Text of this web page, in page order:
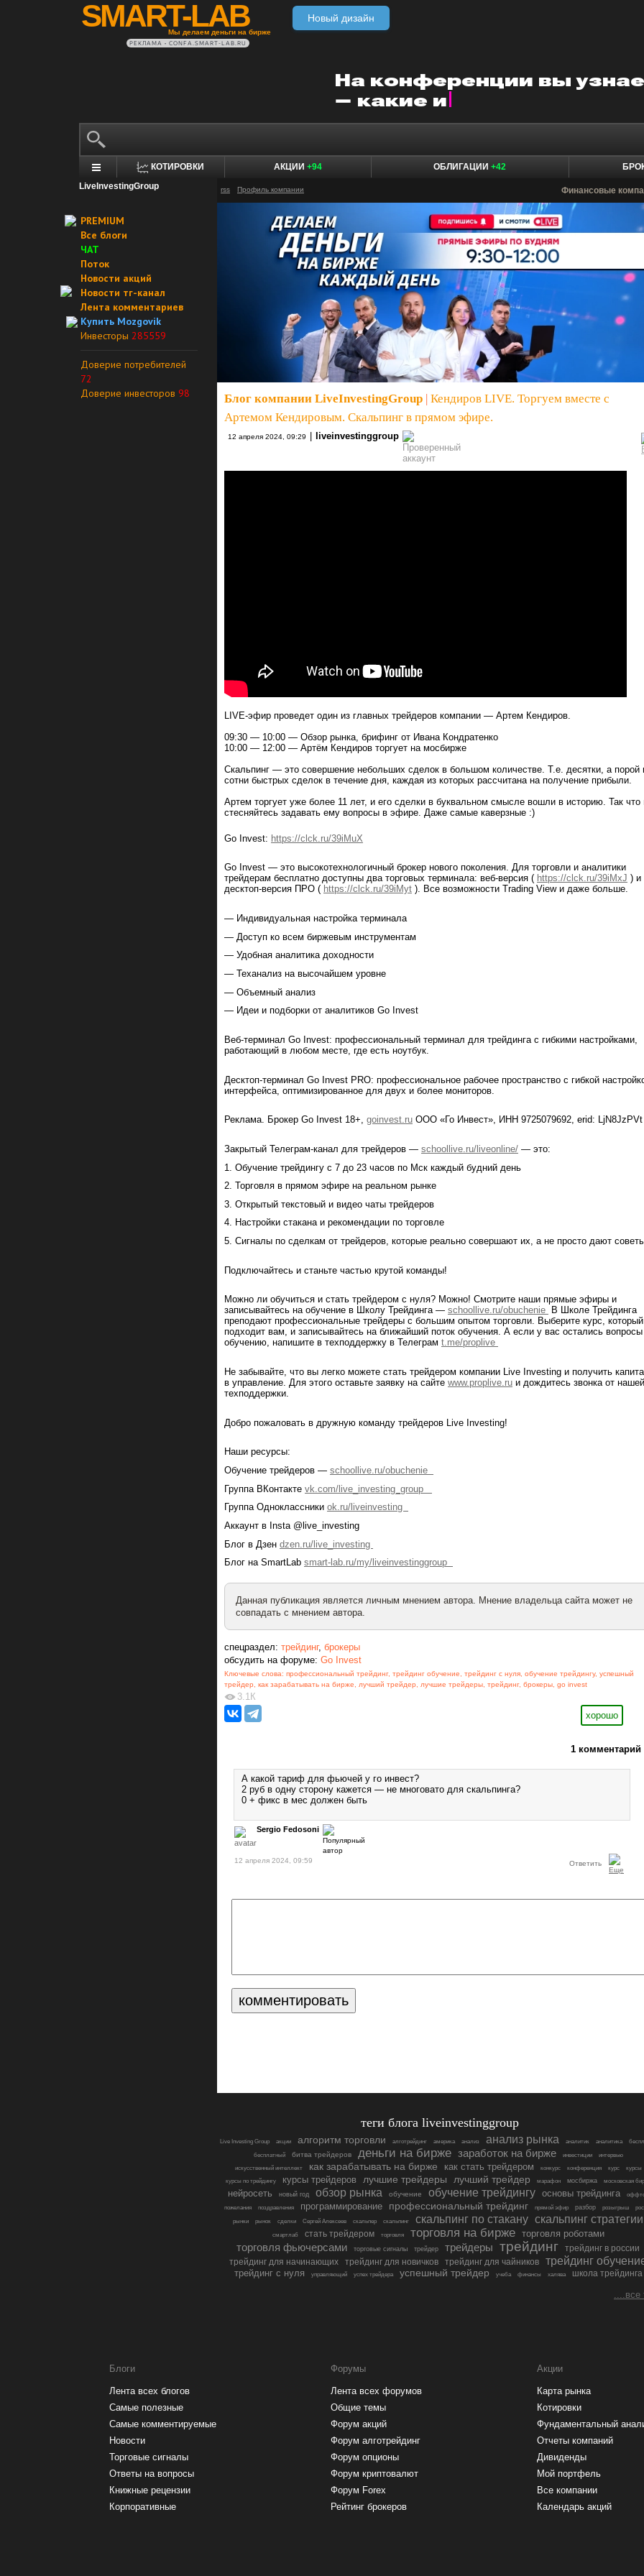
SMART-LAB
Мы делаем деньги на бирже
Новый дизайн
РЕКЛАМА • CONFA.SMART-LAB.RU
КОТИРОВКИ АКЦИИ +94 ОБЛИГАЦИИ +42
LiveInvestingGroup
PREMIUM
Все блоги
ЧАТ
Поток
Новости акций
Новости тг-канал
Лента комментариев
Купить Mozgovik
Инвесторы 285559
Доверие потребителей
72
Доверие инвесторов 98
rss Профиль компании Финансовые
Блог компании LiveInvestingGroup Кендиров LIVE. Торгуем вместе с
Артемом Кендировым. Скальпинг в прямом эфире.
12 апреля 2024, 09:29 liveinvestinggroup
LIVE-эфир проведет один из главных трейдеров компании — Артем Кендиров.
09:30 — 10:00 — Обзор рынка, брифинг от Ивана Кондратенко
10:00 — 12:00 — Артём Кендиров торгует на мосбирже
Скальпинг — это совершение небольших сделок в большом количестве. Т.е. десятки, а порой
сотни быстрых сделок в течение дня, каждая из которых рассчитана на получение прибыли.
Артем торгует уже более 11 лет, и его сделки в буквальном смысле вошли в историю. Так что
стесняйтесь задавать ему вопросы в эфире. Даже самые каверзные :)
Go Invest: https://clck.ru/39iMuX
Go Invest — это высокотехнологичный брокер нового поколения. Для торговли и аналитики
трейдерам бесплатно доступны два торговых терминала: веб-версия ( https://clck.ru/39iMxJ ) и
десктоп-версия ПРО ( https://clck.ru/39iMyt ). Все возможности Trading View и даже больше.
— Индивидуальная настройка терминала
— Доступ ко всем биржевым инструментам
— Удобная аналитика доходности
— Теханализ на высочайшем уровне
— Объемный анализ
— Идеи и подборки от аналитиков Go Invest
Веб-терминал Go Invest: профессиональный терминал для трейдинга с гибкими настройками,
работающий в любом месте, где есть ноутбук.
Десктоп-терминал Go Invest PRO: профессиональное рабочее пространство с гибкой
интерфейса, оптимизированное для двух и более мониторов.
Реклама. Брокер Go Invest 18+, goinvest.ru ООО «Го Инвест», ИНН 9725079692, erid: LjN8JzPVt
Закрытый Телеграм-канал для трейдеров — schoollive.ru/liveonline/ — это:
1. Обучение трейдингу с 7 до 23 часов по Мск каждый будний день
2. Торговля в прямом эфире на реальном рынке
3. Открытый текстовый и видео чаты трейдеров
4. Настройки стакана и рекомендации по торговле
5. Сигналы по сделкам от трейдеров, которые реально совершают их, а не просто дают
Подключайтесь и станьте частью крутой команды!
Можно ли обучиться и стать трейдером с нуля? Можно! Смотрите наши прямые эфиры и
записывайтесь на обучение в Школу Трейдинга — schoollive.ru/obuchenie
В Школе Трейдинга
преподают профессиональные трейдеры с большим опытом торговли. Выберите курс, который
подходит вам, и записывайтесь на ближайший поток обучения. А если у вас остались
обучению, напишите в техподдержку в Телеграм t.me/proplive
Не забывайте, что вы легко можете стать трейдером компании Live Investing и получить
в управление. Для этого оставьте заявку на сайте www.proplive.ru и дождитесь звонка от нашей
техподдержки.
Добро пожаловать в дружную команду трейдеров Live Investing!
Наши ресурсы:
Обучение трейдеров — schoollive.ru/obuchenie
Группа ВКонтакте vk.com/live_investing_group
Группа Одноклассники ok.ru/liveinvesting
Аккаунт в Insta @live_investing
Блог в Дзен dzen.ru/live_investing
Блог на SmartLab smart-lab.ru/my/liveinvestinggroup
Данная публикация является личным мнением автора. Мнение владельца сайта может не
совпадать с мнением автора.
спецраздел: трейдинг, брокеры
обсудить на форуме: Go Invest
Ключевые слова: профессиональный трейдинг, трейдинг обучение трейдинг с нуля обучение трейдингу, успешный
трейдер
как зарабатывать на бирже лучший трейдер лучшие трейдеры трейдинг, брокеры go invest
3.1К
хорошо
1 комментарий
А какой тариф для фьючей у го инвест?
2 руб в одну сторону кажется — не многовато для скальпинга?
0 + фикс в мес должен быть
Sergio Fedosoni
12 апреля 2024, 09:59 Ответить
теги блога liveinvestinggroup
Live Investing Group акции алгоритм торговли алготрейдинг америка анализ анализ рынка аналитик аналитика
бесплатный битва трейдеров деньги на бирже заработок на бирже инвестиции
интервью
искусственный интеллект
как зарабатывать на бирже как стать трейдером конкурс конференция курс
курсы
курсы по трейдингу
курсы трейдеров лучшие трейдеры лучший трейдер марафон мосбиржа московская
нейросеть новый год обзор рынка обучение обучение трейдингу основы трейдинга
пожелания
поздравления программирование профессиональный трейдинг прямой эфир разбор розыгрыш
рынки рынок сделки Сергей Алексеев скальпер скальпинг скальпинг по стакану скальпинг стратегии
смартлаб стать трейдером торговля торговля на бирже торговля роботами
торговля фьючерсами торговые сигналы трейдер трейдеры трейдинг
трейдинг в россии
трейдинг для начинающих
трейдинг для новичков трейдинг для чайников трейдинг
трейдинг с нуля управляющий успех трейдера успешный трейдер учеба финансы халява школа трейдинга
....все
Блоги
Лента всех блогов
Самые полезные
Самые комментируемые
Новости
Торговые сигналы
Ответы на вопросы
Книжные рецензии
Корпоративные
Форумы
Лента всех форумов
Общие темы
Форум акций
Форум алготрейдинг
Форум опционы
Форум криптовалют
Форум Forex
Рейтинг брокеров
Акции
Карта рынка
Котировки
Фундаментальный
Отчеты компаний
Дивиденды
Мой портфель
Все компании
Календарь акций